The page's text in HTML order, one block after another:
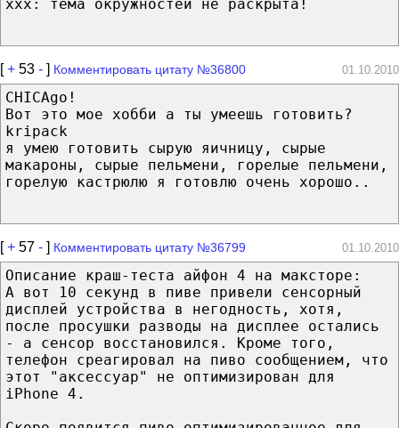
ххх: тема окружностей не раскрыта!
[+ 53 - ] Комментировать цитату №36800 01.10.2010
CHICAgo!
Вот это мое хобби а ты умеешь готовить?
kripack
я умею готовить сырую яичницу, сырые
макароны, сырые пельмени, горелые пельмени,
горелую кастрюлю я готовлю очень хорошо..
[+ 57 - ] Комментировать цитату №36799 01.10.2010
Описание краш-теста айфон 4 на максторе:
А вот 10 секунд в пиве привели сенсорный
дисплей устройства в негодность, хотя,
после просушки разводы на дисплее остались
- а сенсор восстановился. Кроме того,
телефон среагировал на пиво сообщением, что
этот "аксессуар" не оптимизирован для
iPhone 4.